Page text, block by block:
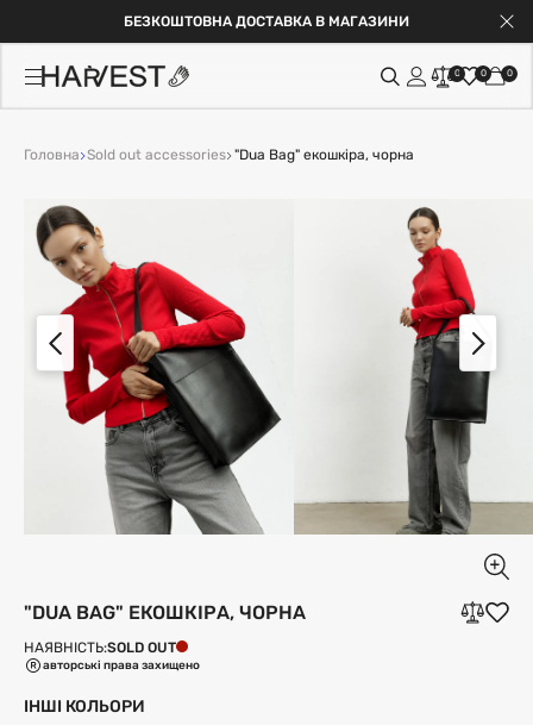
БЕЗКОШТОВНА ДОСТАВКА В МАГАЗИНИ
0 0 0
Головна Sold out accessories "Dua Bag" екошкіра, чорна
"DUA BAG" ЕКОШКІРА, ЧОРНА
НАЯВНІСТЬ:SOLD OUT
авторські права захищено
ІНШІ КОЛЬОРИ